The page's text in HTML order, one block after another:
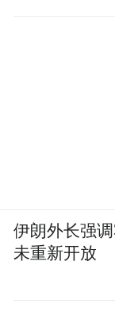
伊朗外长强
未重新开放